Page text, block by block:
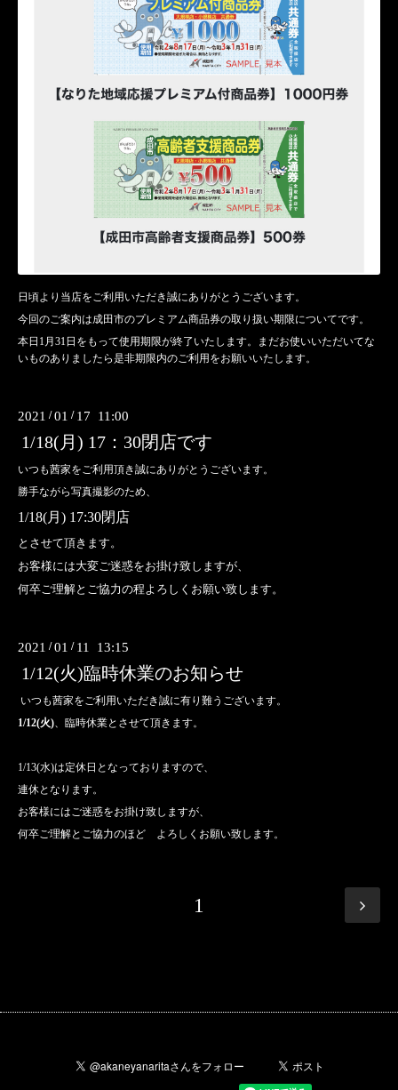
日頃より当店をご利用いただき誠にありがとうございます。
今回のご案内は成田市のプレミアム商品券の取り扱い期限についてです。
本日1月31日をもって使用期限が終了いたします。まだお使いいただいてな
いものありましたら是非期限内のご利用をお願いいたします。
2021 /01 / 17 11:00
1/18(月) 17：30閉店です
いつも茜家をご利用頂き誠にありがとうございます。
勝手ながら写真撮影のため、
1/18(月) 17:30閉店
とさせて頂きます。
お客様には大変ご迷惑をお掛け致しますが、
何卒ご理解とご協力の程よろしくお願い致します。
2021 /01 / 11 13:15
1/12(火)臨時休業のお知らせ
いつも茜家をご利用いただき誠に有り難うございます。
1/12(火) 、臨時休業とさせて頂きます。
1/13(水)は定休日となっておりますので、
連休となります。
お客様にはご迷惑をお掛け致しますが、
何卒ご理解とご協力のほど よろしくお願い致します。
1